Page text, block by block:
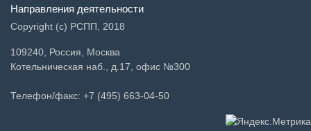
Направления деятельности
Copyright (c) РСПП, 2018
109240, Россия, Москва
Котельническая наб., д.17, офис №300
Телефон/факс: +7 (495) 663-04-50